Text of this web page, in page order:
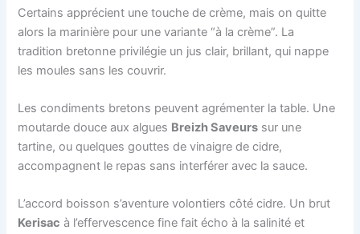
Certains apprécient une touche de crème, mais on quitte
alors la marinière pour une variante “à la crème”. La
tradition bretonne privilégie un jus clair, brillant, qui nappe
les moules sans les couvrir.
Les condiments bretons peuvent agrémenter la table. Une
moutarde douce aux algues Breizh Saveurs sur une
tartine, ou quelques gouttes de vinaigre de cidre,
accompagnent le repas sans interférer avec la sauce.
L’accord boisson s’aventure volontiers côté cidre. Un brut
Kerisac à l’effervescence fine fait écho à la salinité et